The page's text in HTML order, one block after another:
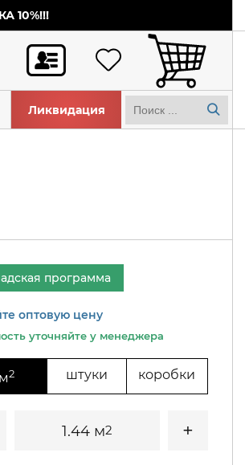
10%!!!
Ликвидация
программа
оптовую цену
м2 штуки коробки
1.44 м2